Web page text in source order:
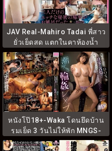
JAV Real-Mahiro Tadai พี่สาว
ยั่วเย็ดสด แตกในคาห้องน้ำ
START-371
หนังโป๊18+-Waka โดนยึดบ้าน
รุมเย็ด 3 วันไม่ให้พัก MNGS-
022